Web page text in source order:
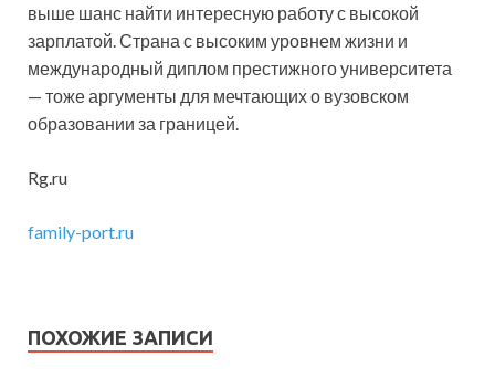
выше шанс найти интересную работу с высокой
зарплатой. Страна с высоким уровнем жизни и
международный диплом престижного университета
— тоже аргументы для мечтающих о вузовском
образовании за границей.
Rg.ru
family-port.ru
ПОХОЖИЕ ЗАПИСИ